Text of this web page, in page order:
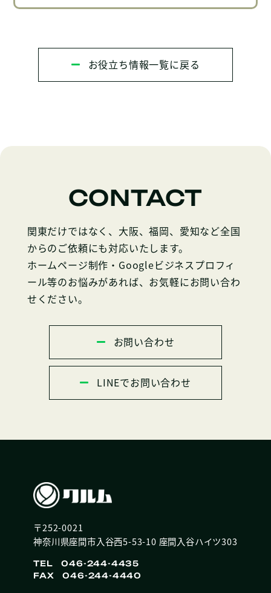
お役立ち情報一覧に戻る
CONTACT
関東だけではなく、大阪、福岡、愛知など全国
からのご依頼にも対応いたします。
ホームページ制作・Googleビジネスプロフィ
ール等のお悩みがあれば、お気軽にお問い合わ
せください。
お問い合わせ
LINEでお問い合わせ
〒252-0021
神奈川県座間市入谷西5-53-10 座間入谷ハイツ303
TEL 046-244-4435
FAX 046-244-4440